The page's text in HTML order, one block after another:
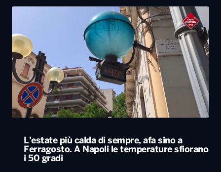
L’estate più calda di sempre, afa sino a
Ferragosto. A Napoli le temperature sfiorano
i 50 gradi